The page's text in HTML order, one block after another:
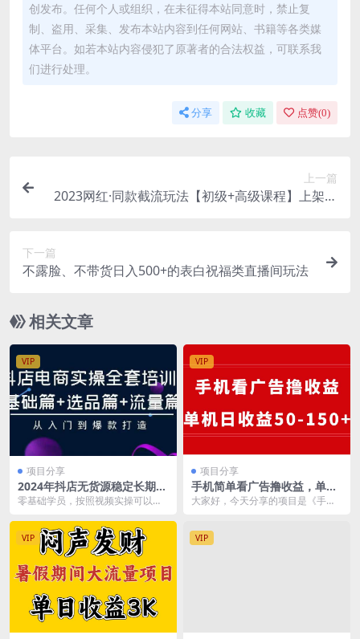
创发布。任何个人或组织，在未征得本站同意时，禁止复
制、盗用、采集、发布本站内容到任何网站、书籍等各类媒
体平台。如若本站内容侵犯了原著者的合法权益，可联系我
们进行处理。
分享 收藏 点赞(0)
上一篇
2023网红·同款截流玩法【初级+高级课程】上架当
下一篇
不露脸、不带货日入500+的表白祝福类直播间玩法
相关文章
VIP
项目分享
2024年抖店无货源稳定长期玩
法， 小白也可以轻松月入过万
零基础学员，按照视频实操可以快
一定基础的学员，按...
VIP
项目分享
手机简单看广告撸收益，单机
日收益50-150 ，有手机就能
大家好，今天分享的项目是《手机
VIP VIP